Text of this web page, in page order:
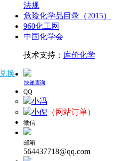
兑换
法规
危险化学品目录（2015）
960化工网
中国化学会
技术支持： 库价化学
快递查询
QQ
小冯
小倪 （网站订单）
微信
邮箱
564437718@qq.com